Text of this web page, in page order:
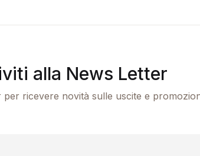
alla News Letter
per ricevere novità sulle uscite e